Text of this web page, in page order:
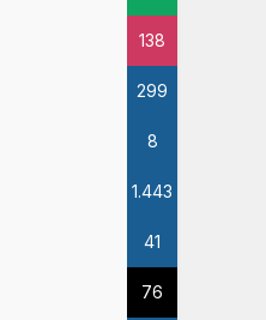
138
299
8
1.443
41
76